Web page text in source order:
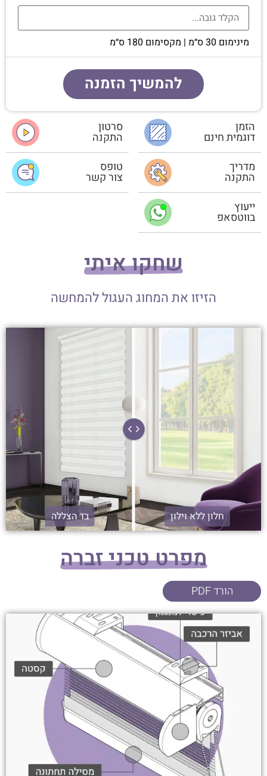
מינימום 30 ס״מ | מקסימום 180 ס״מ
להמשיך הזמנה
הזמן
דוגמית חינם
סרטון
התקנה
מדריך
התקנה
טופס
צור קשר
ייעוץ
בווטסאפ
שחקו איתי
הזיזו את המחוג העגול להמחשה
בד הצללה חלון ללא וילון
מפרט טכני זברה
הורד PDF